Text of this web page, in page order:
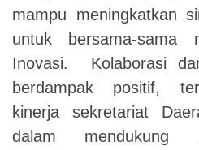
mampu meningkatkan
untuk bersama-sama
Inovasi. Kolaborasi
berdampak positif,
kinerja sekretariat
dalam mendukung